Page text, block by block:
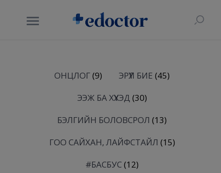
ОНЦЛОГ(9) ЭРҮҮЛ БИЕ (45)
ЭЭЖ БА ХҮҮХЭД (30)
БЭЛГИЙН БОЛОВСРОЛ (13)
ГОО САЙХАН, ЛАЙФСТАЙЛ (15)
#БАСБУС(12)